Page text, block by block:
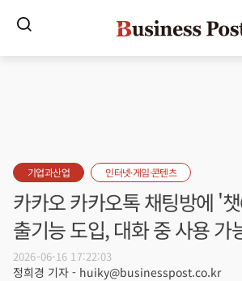
기업과산업 인터넷·게임·콘텐츠
카카오 카카오톡 채팅방에 '
출기능 도입, 대화 중 사용 가
2026-06-16 17:22:03
정희경 기자 - huiky@businesspost.co.kr